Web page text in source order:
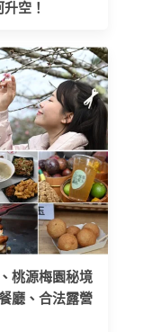
空！
桃源梅園秘境
廳、合法露營